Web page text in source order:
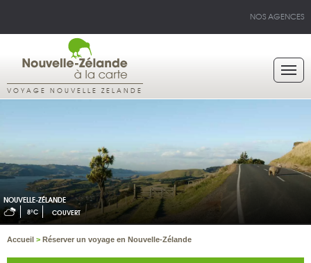
NOS AGENCES
VOYAGE NOUVELLE ZELANDE
NOUVELLE-ZÉLANDE
8°C COUVERT
Accueil > Réserver un voyage en Nouvelle-Zélande